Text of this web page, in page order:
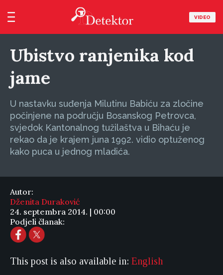
VIDEO
Ubistvo ranjenika kod
jame
U nastavku suđenja Milutinu Babiću za zločine
počinjene na području Bosanskog Petrovca,
svjedok Kantonalnog tužilaštva u Bihaću je
rekao da je krajem juna 1992. vidio optuženog
kako puca u jednog mladića.
Autor:
Dženita Duraković
24. septembra 2014. | 00:00
Podjeli članak:
This post is also available in: English